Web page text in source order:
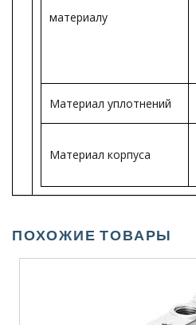
материалу
Материал уплотнений
Материал корпуса
ПОХОЖИЕ ТОВАРЫ